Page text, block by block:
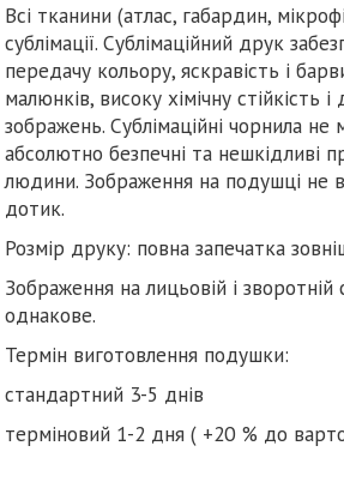
Всі тканини (атлас, габардин,
сублімації. Сублімаційний друк
передачу кольору, яскравість і
малюнків, високу хімічну стійкість і
зображень. Сублімаційні чорнила не
абсолютно безпечні та нешкідливі
людини. Зображення на подушці не
дотик.
Розмір друку: повна запечатка
Зображення на лицьовій і
однакове.
Термін виготовлення подушки:
стандартний 3-5 днів
терміновий 1-2 дня ( +20 % до